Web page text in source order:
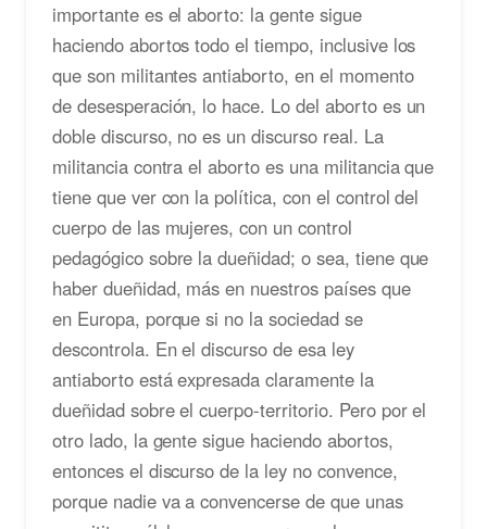
importante es el aborto: la gente sigue
haciendo abortos todo el tiempo, inclusive los
que son militantes antiaborto, en el momento
de desesperación, lo hace. Lo del aborto es un
doble discurso, no es un discurso real. La
militancia contra el aborto es una militancia que
tiene que ver con la política, con el control del
cuerpo de las mujeres, con un control
pedagógico sobre la dueñidad; o sea, tiene que
haber dueñidad, más en nuestros países que
en Europa, porque si no la sociedad se
descontrola. En el discurso de esa ley
antiaborto está expresada claramente la
dueñidad sobre el cuerpo-territorio. Pero por el
otro lado, la gente sigue haciendo abortos,
entonces el discurso de la ley no convence,
porque nadie va a convencerse de que unas